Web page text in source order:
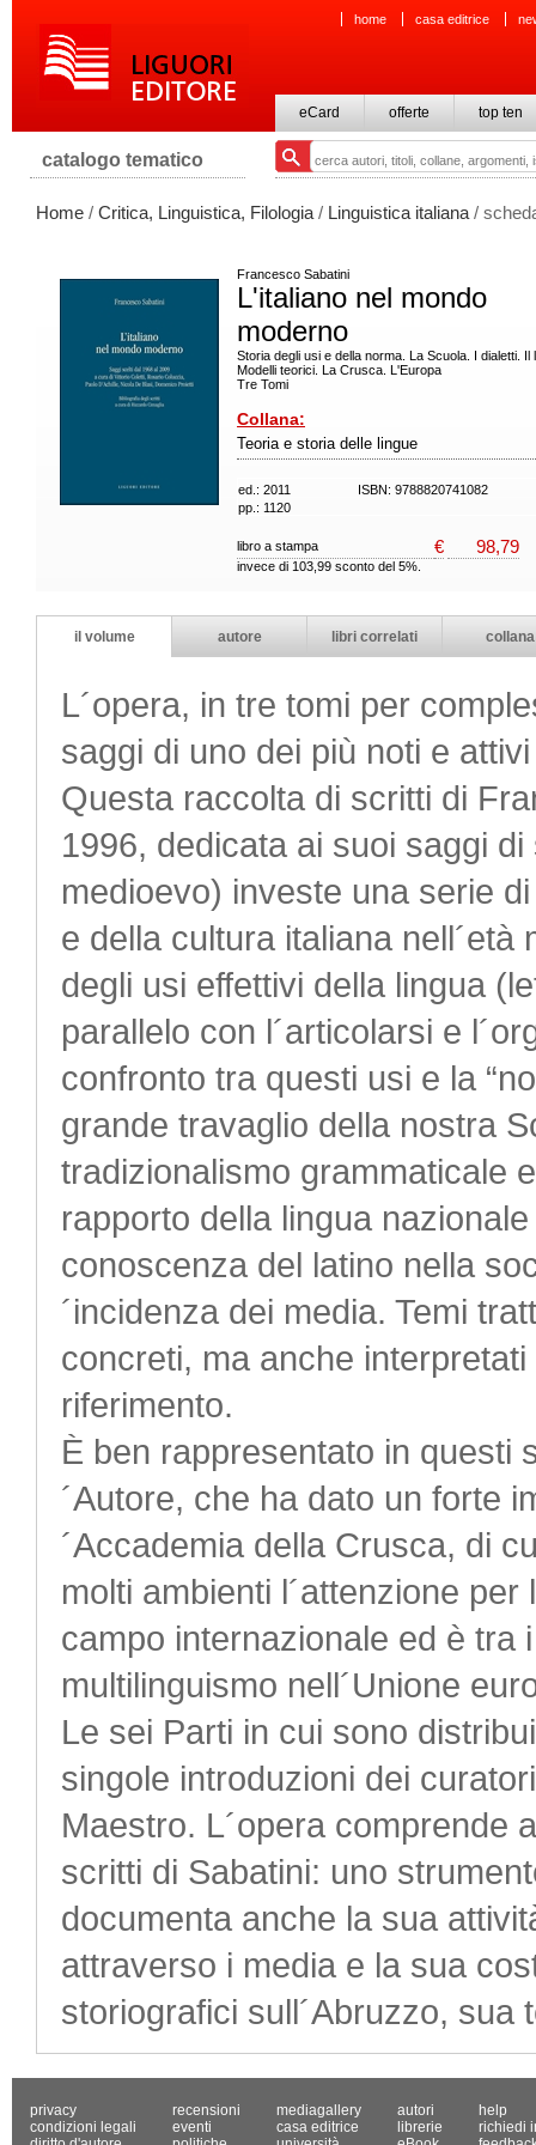
home casa editrice
eCard offerte top ten
catalogo tematico
Home / Critica, Linguistica, Filologia / Linguistica italiana /
Francesco Sabatini
L'italiano nel mondo
moderno
Storia degli usi e della norma. La Scuola. I dialetti. Il
Modelli teorici. La Crusca. L'Europa
Tre Tomi
Collana:
Teoria e storia delle lingue
ed.: 2011
ISBN: 9788820741082
pp.: 1120
libro a stampa € 98,79
invece di 103,99 sconto del 5%.
il volume autore libri correlati collana
L´opera, in tre tomi per
saggi di uno dei più noti e
Questa raccolta di scritti di
1996, dedicata ai suoi saggi
medioevo) investe una serie
e della cultura italiana
degli usi effettivi della lingua
parallelo con l´articolarsi e
confronto tra questi usi e la
grande travaglio della nostra
tradizionalismo grammaticale
rapporto della lingua
conoscenza del latino nella
´incidenza dei media. Temi
concreti, ma anche
riferimento.
È ben rappresentato in questi
´Autore, che ha dato un forte
´Accademia della Crusca, di
molti ambienti l´attenzione
campo internazionale ed è tra
multilinguismo nell´Unione
Le sei Parti in cui sono
singole introduzioni dei
Maestro. L´opera comprende
scritti di Sabatini: uno
documenta anche la sua
attraverso i media e la sua
storiografici sull´Abruzzo, sua
privacy
condizioni legali
recensioni
eventi
mediagallery
casa editrice
autori
librerie
help
richiedi